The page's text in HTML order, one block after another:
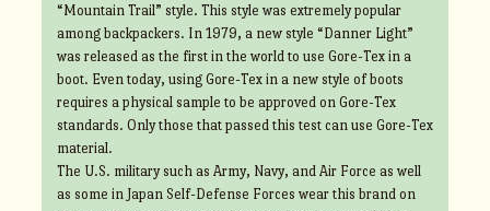
“Mountain Trail” style. This style was extremely popular
among backpackers. In 1979, a new style “Danner Light”
was released as the first in the world to use Gore-Tex in a
boot. Even today, using Gore-Tex in a new style of boots
requires a physical sample to be approved on Gore-Tex
standards. Only those that passed this test can use Gore-Tex
material.
The U.S. military such as Army, Navy, and Air Force as well
as some in Japan Self-Defense Forces wear this brand on